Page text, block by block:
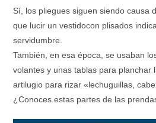
Sí, los pliegues siguen siendo causa
que lucir un vestidocon plisados
servidumbre.
También, en esa época, se usaban
volantes y unas tablas para planchar
artilugio para rizar «lechuguillas,
¿Conoces estas partes de las